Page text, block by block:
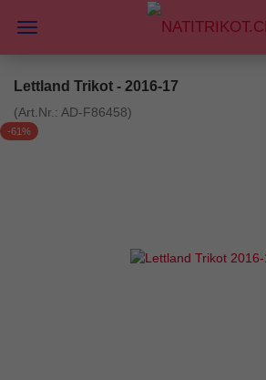
Lettland Trikot - 2016-17
(Art.Nr.: AD-F86458)
-61%